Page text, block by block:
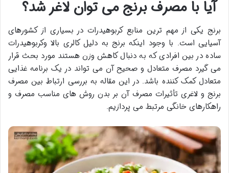
آیا با مصرف برنج می توان لاغر شد؟
برنج یکی از مهم ترین منابع کربوهیدرات در بسیاری از کشورهای
آسیایی است. با وجود اینکه برنج به دلیل کالری بالا وکربوهیدرات
ساده در بین افرادی که به دنبال کاهش وزن هستند مورد بحث قرار
می گیرد مصرف متعادل و صحیح آن می تواند در یک برنامه غذایی
متعادل کمک کننده باشد. در این مقاله به بررسی ارتباط بین مصرف
برنج و لاغری تأثیرات مصرف آن بر بدن روش های مناسب مصرف و
راهکارهای خانگی مرتبط می پردازیم.